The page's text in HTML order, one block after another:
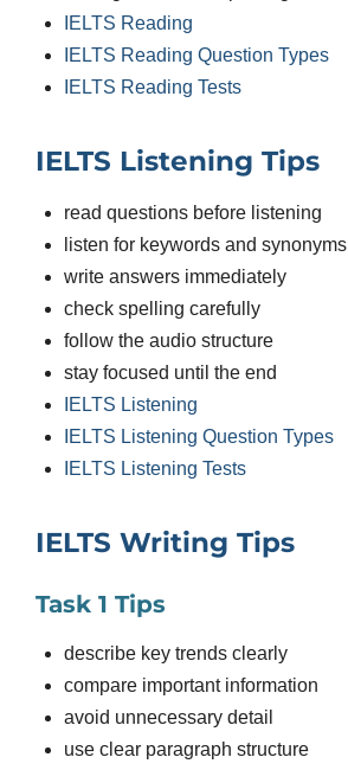
IELTS Reading
IELTS Reading Question Types
IELTS Reading Tests
IELTS Listening Tips
read questions before listening
listen for keywords and synonyms
write answers immediately
check spelling carefully
follow the audio structure
stay focused until the end
IELTS Listening
IELTS Listening Question Types
IELTS Listening Tests
IELTS Writing Tips
Task 1 Tips
describe key trends clearly
compare important information
avoid unnecessary detail
use clear paragraph structure